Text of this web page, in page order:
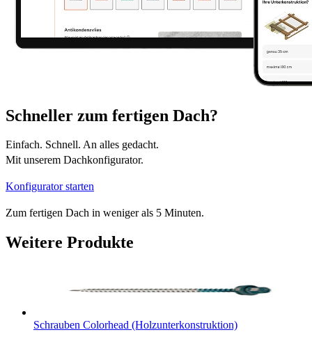
Schneller zum fertigen Dach?
Einfach. Schnell. An alles gedacht.
Mit unserem Dachkonfigurator.
Konfigurator starten
Zum fertigen Dach in weniger als 5 Minuten.
Weitere Produkte
Schrauben Colorhead (Holzunterkonstruktion)